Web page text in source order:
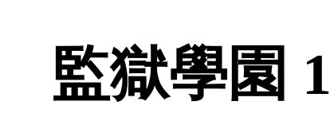
監獄學園